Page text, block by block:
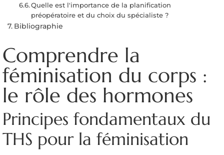
Quelle est l'importance de la planification
préopératoire et du choix du spécialiste ?
Bibliographie
Comprendre la
féminisation du corps :
le rôle des hormones
Principes fondamentaux du
THS pour la féminisation